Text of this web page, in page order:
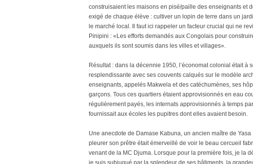
construisaient les maisons en pisé/paille des enseignants et
exigé de chaque élève : cultiver un lopin de terre dans un
le marché local. Il faut ici rappeler un facteur crucial qui ne
Pinipini : «Les efforts demandés aux Congolais pour
auxquels ils sont soumis dans les villes et villages».
Résultat : dans la décennie 1950, l’économat colonial était
resplendissante avec ses couvents calqués sur le modèle
enseignants, appelés Makwela et des catéchumènes, ses
garçons. Tous ces quartiers étaient approvisionnés en eau
régulièrement payés, les internats approvisionnés à temps
fournissait aux écoles les pupitres dont elles avaient besoin.
Une anecdote de Damase Kabuna, un ancien maître de
pleurer son prêtre était émerveillé de voir le beau cercueil
venant de la MC Djuma. Lorsque pour la première fois, je la
je suis subjugué par la splendeur de ses bâtiments, la